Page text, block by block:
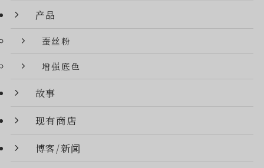
产品
蚕丝粉
增强底色
故事
现有商店
博客/新闻